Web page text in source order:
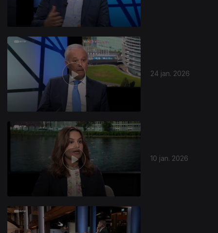
24 jan. 2026
10 jan. 2026
899876